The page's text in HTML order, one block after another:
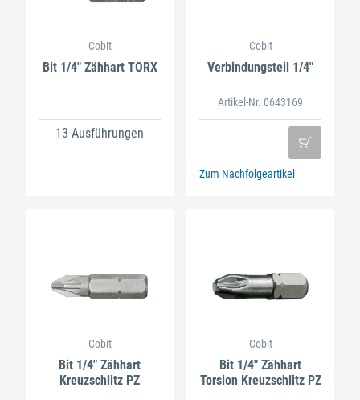
Cobit
Bit 1/4" Zähhart TORX
13 Ausführungen
Cobit
Verbindungsteil 1/4"
Artikel-Nr. 0643169
Zum Nachfolgeartikel
Cobit
Bit 1/4" Zähhart
Kreuzschlitz PZ
Cobit
Bit 1/4" Zähhart
Torsion Kreuzschlitz PZ